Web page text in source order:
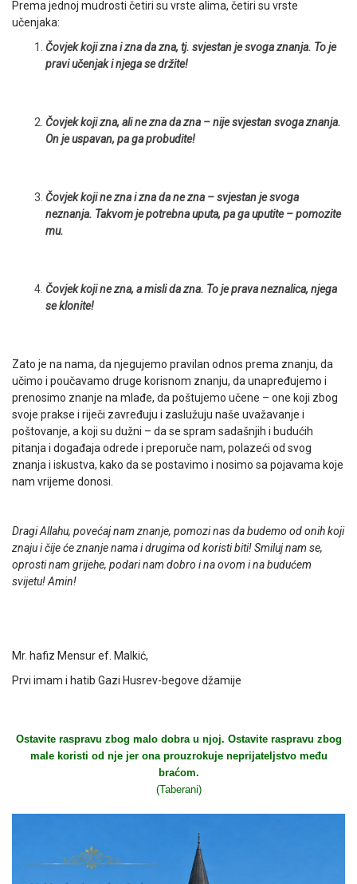
Prema jednoj mudrosti četiri su vrste alima, četiri su vrste
učenjaka:
Čovjek koji zna i zna da zna, tj. svjestan je svoga znanja. To je
pravi učenjak i njega se držite!
Čovjek koji zna, ali ne zna da zna – nije svjestan svoga znanja.
On je uspavan, pa ga probudite!
Čovjek koji ne zna i zna da ne zna – svjestan je svoga
neznanja. Takvom je potrebna uputa, pa ga uputite – pomozite
mu.
Čovjek koji ne zna, a misli da zna. To je prava neznalica, njega
se klonite!
Zato je na nama, da njegujemo pravilan odnos prema znanju, da
učimo i poučavamo druge korisnom znanju, da unapređujemo i
prenosimo znanje na mlađe, da poštujemo učene – one koji zbog
svoje prakse i riječi zavređuju i zaslužuju naše uvažavanje i
poštovanje, a koji su dužni – da se spram sadašnjih i budućih
pitanja i događaja odrede i preporuče nam, polazeći od svog
znanja i iskustva, kako da se postavimo i nosimo sa pojavama koje
nam vrijeme donosi.
Dragi Allahu, povećaj nam znanje, pomozi nas da budemo od onih koji
znaju i čije će znanje nama i drugima od koristi biti! Smiluj nam se,
oprosti nam grijehe, podari nam dobro i na ovom i na budućem
svijetu! Amin!
Mr. hafiz Mensur ef. Malkić,
Prvi imam i hatib Gazi Husrev-begove džamije
Ostavite raspravu zbog malo dobra u njoj. Ostavite raspravu zbog
male koristi od nje jer ona prouzrokuje neprijateljstvo među
braćom.
(Taberani)